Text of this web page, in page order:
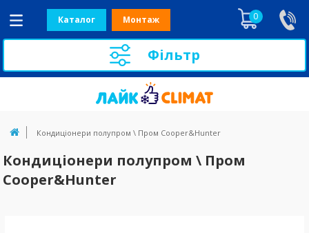
Каталог Монтаж 0
Фільтр
Кондиціонери полупром \ Пром Cooper&Hunter
Кондиціонери полупром \ Пром
Cooper&Hunter